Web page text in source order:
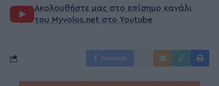
Ακολουθήστε μας στο επίσημο κανάλι
του Myvolos.net στο Youtube
Facebook